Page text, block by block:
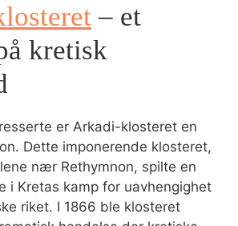
– et
kretisk
er Arkadi-klosteret en
Dette imponerende klosteret,
nær Rethymnon, spilte en
i Kretas kamp for uavhengighet
riket. I 1866 ble klosteret